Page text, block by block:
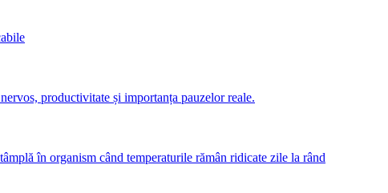
productivitate și importanța pauzelor reale.
în organism când temperaturile rămân ridicate zile la rând